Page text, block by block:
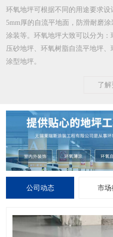
环氧地坪可根据不同的用途要求设
5mm厚的自流平地面，防滑耐磨
涂装等。环氧地坪大致可以分为
压砂地坪、环氧树脂自流平地坪
涂型地坪。
了解
公司动态 市场